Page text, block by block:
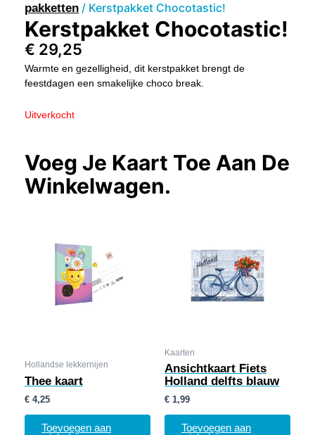
pakketten / Kerstpakket Chocotastic!
Kerstpakket Chocotastic!
€ 29,25
Warmte en gezelligheid, dit kerstpakket brengt de
feestdagen een smakelijke choco break.
Uitverkocht
Voeg Je Kaart Toe Aan De
Winkelwagen.
Hollandse lekkernijen
Thee kaart
€ 4,25
Toevoegen aan
Kaarten
Ansichtkaart Fiets
Holland delfts blauw
€ 1,99
Toevoegen aan